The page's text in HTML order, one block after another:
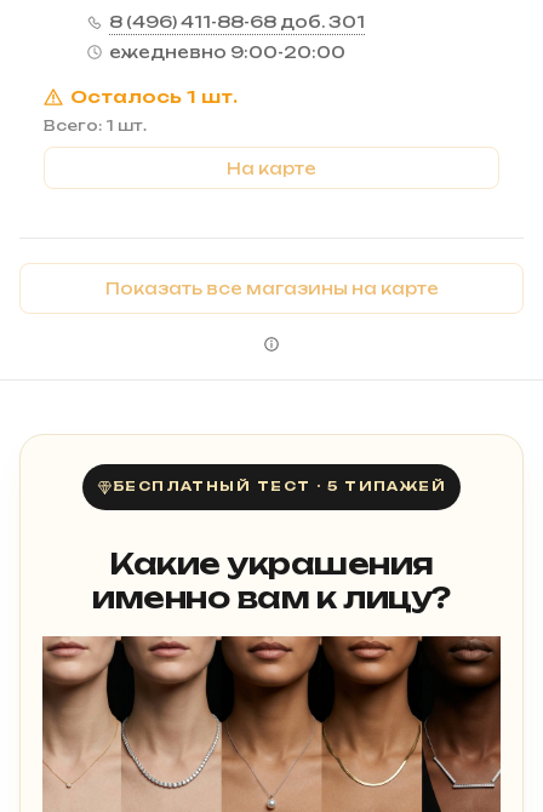
8 (496) 411-88-68 доб. 301
ежедневно 9:00-20:00
Осталось 1 шт.
Всего: 1 шт.
На карте
Показать все магазины на карте
БЕСПЛАТНЫЙ ТЕСТ · 5 ТИПАЖЕЙ
Какие украшения
именно вам к лицу?